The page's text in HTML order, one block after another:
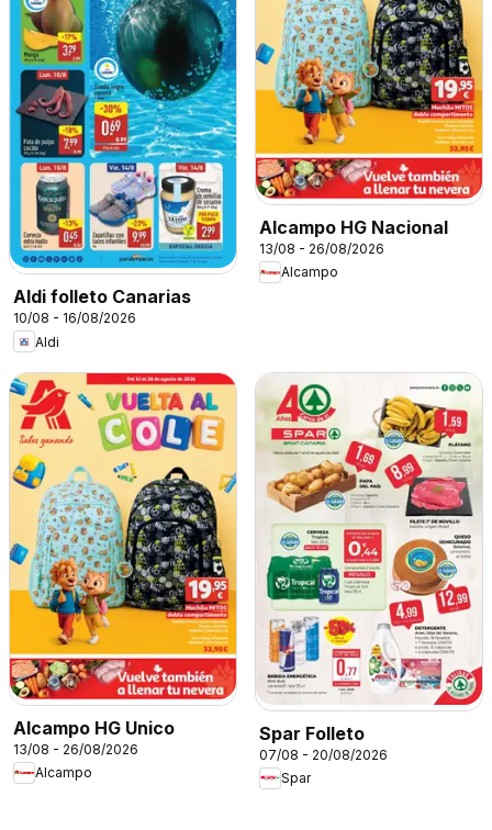
Aldi folleto Canarias
10/08 - 16/08/2026
Aldi
Alcampo HG Nacional
13/08 - 26/08/2026
Alcampo
Alcampo HG Unico
13/08 - 26/08/2026
Alcampo
Spar Folleto
07/08 - 20/08/2026
Spar